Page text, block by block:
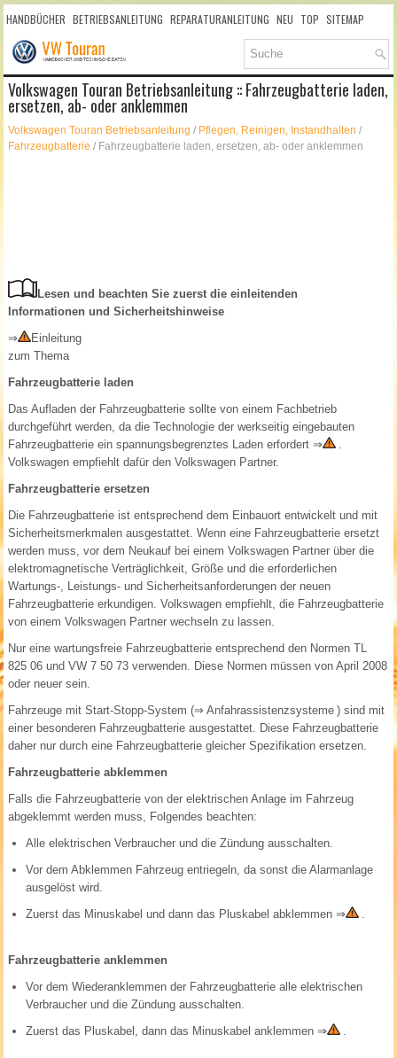
HANDBÜCHER BETRIEBSANLEITUNG REPARATURANLEITUNG NEU TOP SITEMAP
SUCHLAUF
Volkswagen Touran Betriebsanleitung :: Fahrzeugbatterie laden,
ersetzen, ab- oder anklemmen
Volkswagen Touran Betriebsanleitung / Pflegen, Reinigen, Instandhalten /
Fahrzeugbatterie / Fahrzeugbatterie laden, ersetzen, ab- oder anklemmen
Lesen und beachten Sie zuerst die einleitenden
Informationen und Sicherheitshinweise
⇒
Einleitung
zum Thema
Fahrzeugbatterie laden
Das Aufladen der Fahrzeugbatterie sollte von einem Fachbetrieb
durchgeführt werden, da die Technologie der werkseitig eingebauten
Fahrzeugbatterie ein spannungsbegrenztes Laden erfordert ⇒
.
Volkswagen empfiehlt dafür den Volkswagen Partner.
Fahrzeugbatterie ersetzen
Die Fahrzeugbatterie ist entsprechend dem Einbauort entwickelt und mit
Sicherheitsmerkmalen ausgestattet. Wenn eine Fahrzeugbatterie ersetzt
werden muss, vor dem Neukauf bei einem Volkswagen Partner über die
elektromagnetische Verträglichkeit, Größe und die erforderlichen
Wartungs-, Leistungs- und Sicherheitsanforderungen der neuen
Fahrzeugbatterie erkundigen. Volkswagen empfiehlt, die Fahrzeugbatterie
von einem Volkswagen Partner wechseln zu lassen.
Nur eine wartungsfreie Fahrzeugbatterie entsprechend den Normen TL
825 06 und VW 7 50 73 verwenden. Diese Normen müssen von April 2008
oder neuer sein.
Fahrzeuge mit Start-Stopp-System (⇒ Anfahrassistenzsysteme ) sind mit
einer besonderen Fahrzeugbatterie ausgestattet. Diese Fahrzeugbatterie
daher nur durch eine Fahrzeugbatterie gleicher Spezifikation ersetzen.
Fahrzeugbatterie abklemmen
Falls die Fahrzeugbatterie von der elektrischen Anlage im Fahrzeug
abgeklemmt werden muss, Folgendes beachten:
Alle elektrischen Verbraucher und die Zündung ausschalten.
Vor dem Abklemmen Fahrzeug entriegeln, da sonst die Alarmanlage
ausgelöst wird.
Zuerst das Minuskabel und dann das Pluskabel abklemmen ⇒ .
Fahrzeugbatterie anklemmen
Vor dem Wiederanklemmen der Fahrzeugbatterie alle elektrischen
Verbraucher und die Zündung ausschalten.
Zuerst das Pluskabel, dann das Minuskabel anklemmen ⇒ .